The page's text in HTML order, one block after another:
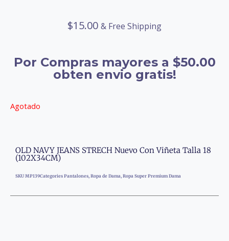
$15.00 & Free Shipping
Por Compras mayores a $50.00
obten envio gratis!
Agotado
OLD NAVY JEANS STRECH Nuevo Con Viñeta Talla 18
(102X34CM)
SKU MP139Categories Pantalones, Ropa de Dama, Ropa Super Premium Dama